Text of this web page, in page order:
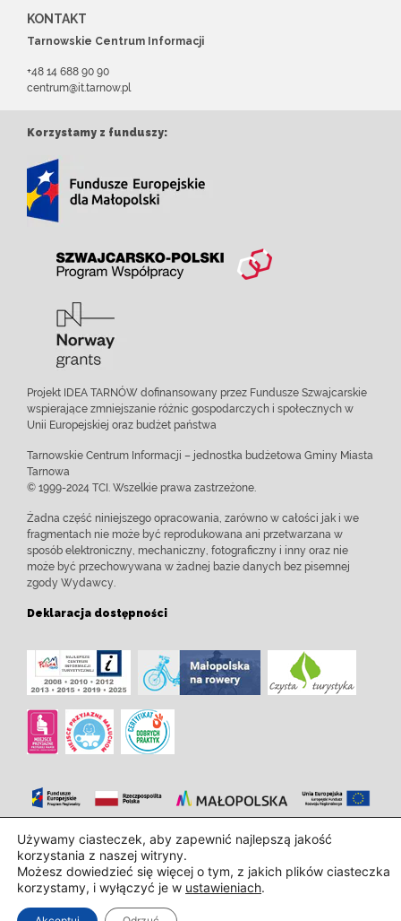
KONTAKT
Tarnowskie Centrum Informacji
+48 14 688 90 90
centrum@it.tarnow.pl
Korzystamy z funduszy:
Projekt IDEA TARNÓW dofinansowany przez Fundusze Szwajcarskie
wspierające zmniejszanie różnic gospodarczych i społecznych w
Unii Europejskiej oraz budżet państwa
Tarnowskie Centrum Informacji – jednostka budżetowa Gminy Miasta
Tarnowa
© 1999-2024 TCI. Wszelkie prawa zastrzeżone.
Żadna część niniejszego opracowania, zarówno w całości jak i we
fragmentach nie może być reprodukowana ani przetwarzana w
sposób elektroniczny, mechaniczny, fotograficzny i inny oraz nie
może być przechowywana w żadnej bazie danych bez pisemnej
zgody Wydawcy.
Deklaracja dostępności
Zaprojektowanie i wdrożenie:InTechHouse.com
Używamy ciasteczek, aby zapewnić najlepszą jakość
korzystania z naszej witryny.
Możesz dowiedzieć się więcej o tym, z jakich plików ciasteczka
korzystamy, i wyłączyć je w ustawieniach.